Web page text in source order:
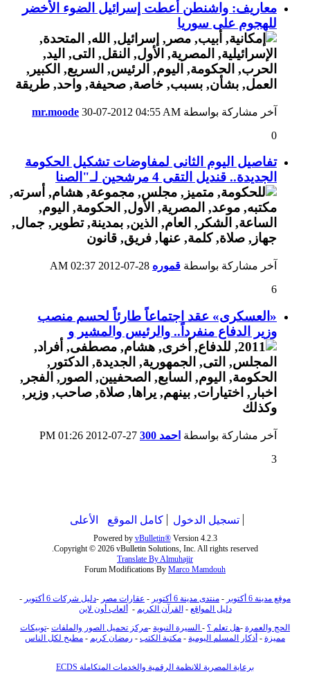
معاريف: واشنطن أعطت إسرائيل الضوء الأخضر
للهجوم على سوريا
آخر مشاركة بواسطة mr.moode 30-07-2012 04:55 AM
0
تفاصيل اليوم الثانى لمفاوضات تشكيل الحكومة
الجديدة.. قنديل التقى 4 مرشحين لـ"الصنا
آخر مشاركة بواسطة قموره
02:37 AM
6
«العسكرى» عقد اجتماعاً طارئاً لحسم منصب
وزير الدفاع منفرداً.. والرئيس والمشير و
آخر مشاركة بواسطة احمد 300
01:26 PM
3
تسجيل الدخول كامل الموقع الأعلى
Powered by vBulletin®Version 4.2.3
Copyright © 2026 vBulletin Solutions, Inc. All rights reserved.
Translate By Almuhajir
Forum Modifications By Marco Mamdouh
موقع مدينة 6 أكتوبر - منتدى مدينة 6 أكتوبر - عقارات مصر -دليل شركات 6 أكتوبر
-
دليل المواقع -القرآن الكريم -ألعاب أون لاين
الحج والعمرة -هل تعلم ؟ - السيرة النبوية -مركز تحميل الصور والملفات -توبيكات
مميزة - أذكار المسلم اليومية - مكتبة الكتب - رمضان كريم - مطبخ لكل الناس
برعاية المصرية للانظمة الرقمية والخدمات المتكاملة ECDS